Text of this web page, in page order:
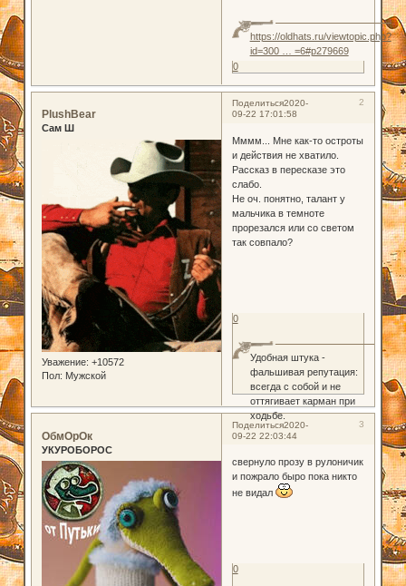
https://oldhats.ru/viewtopic.php?
id=300 … =6#p279669
0
Поделиться 2
2020-
09-22 17:01:58
PlushBear
Сам Ш
Уважение: +10572
Пол: Мужской
Мммм... Мне как-то остроты
и действия не хватило.
Рассказ в пересказе это
слабо.
Не оч. понятно, талант у
мальчика в темноте
прорезался или со светом
так совпало?
Удобная штука -
фальшивая репутация:
всегда с собой и не
оттягивает карман при
ходьбе.
0
Поделиться 3
2020-
09-22 22:03:44
ОбмОрОк
УКУРОБОРОС
свернуло прозу в рулоничик
и пожрало быро пока никто
не видал
0